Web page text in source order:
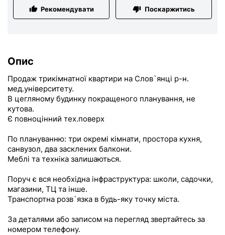
Рекомендувати Поскаржитись
Опис
Продаж трикімнатної квартири на Слов`янці р-н.
мед.університету.
В цегляному будинку покращеного планування, не
кутова.
Є повноцінний тех.поверх
По плануванню: три окремі кімнати, простора кухня,
санвузол, два засклених балкони.
Меблі та техніка залишаються.
Поруч є вся необхідна інфраструктура: школи, садочки,
магазини, ТЦ та інше.
Транспортна розв`язка в будь-яку точку міста.
За деталями або записом на перегляд звертайтесь за
номером телефону.